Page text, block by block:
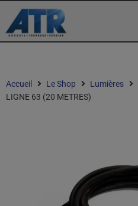
Accueil Le Shop Lumières
LIGNE 63 (20 METRES)